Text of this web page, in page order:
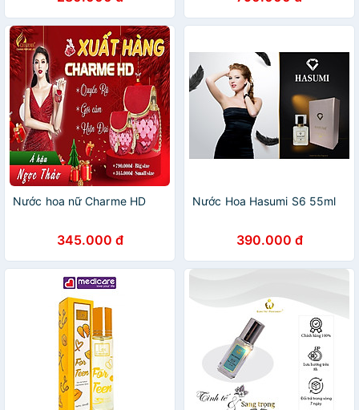
Nước hoa nữ Charme HD
345.000 đ
Nước Hoa Hasumi S6 55ml
390.000 đ